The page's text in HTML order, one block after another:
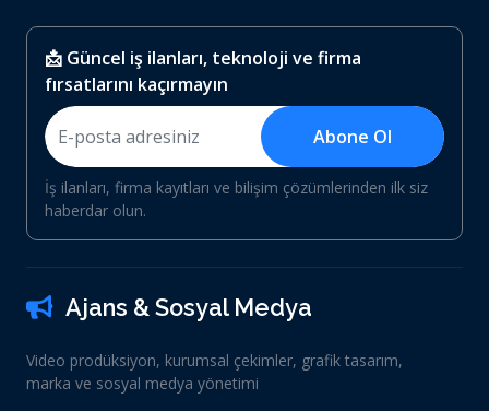
📩 Güncel iş ilanları, teknoloji ve firma
fırsatlarını kaçırmayın
Abone Ol
İş ilanları, firma kayıtları ve bilişim çözümlerinden ilk siz
haberdar olun.
Ajans & Sosyal Medya
Video prodüksiyon, kurumsal çekimler, grafik tasarım,
marka ve sosyal medya yönetimi